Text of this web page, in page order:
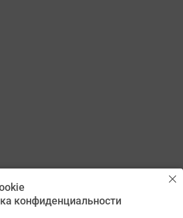
конфиденциальности